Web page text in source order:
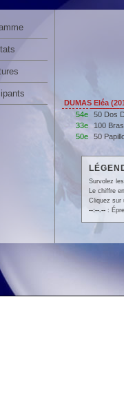
DUMAS Eléa
54e
50 Dos
33e 100
50e 50
Survolez
Le chiffre en
Cliquez sur
--:--.--: